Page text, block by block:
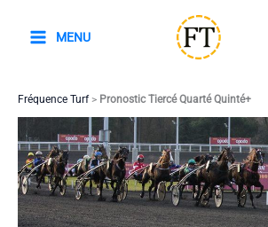
MENU
Fréquence Turf> Pronostic Tiercé Quarté Quinté+